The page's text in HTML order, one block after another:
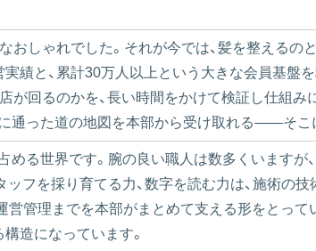
おしゃれでした。それが今では、髪を整える
績と、累計30万人以上という大きな会員基
が回るのかを、長い時間をかけて検証し仕組み
通った道の地図を本部から受け取れる——そこ
る世界です。腕の良い職人は数多くいますが
フを採り育てる力、数字を読む力は、施術の
営管理までを本部がまとめて支える形をとって
造になっています。